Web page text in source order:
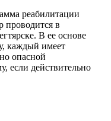
реабилитации
проводится в
В ее основе
каждый имеет
опасной
если действительно